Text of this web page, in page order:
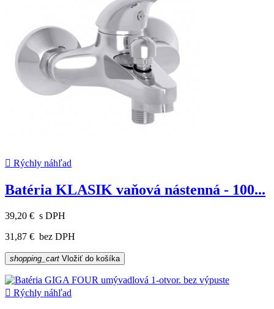
 Rýchly náhľad
Batéria KLASIK vaňová nástenná - 100...
39,20 € s DPH
31,87 € bez DPH
shopping_cart Vložiť do košíka
 Rýchly náhľad